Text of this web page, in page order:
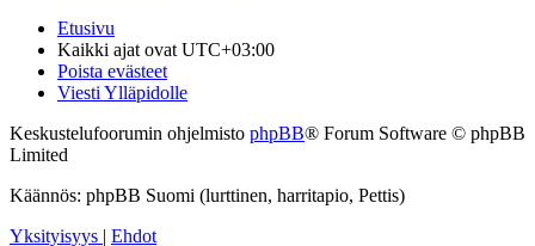
Etusivu
Kaikki ajat ovatUTC+03:00
Poista evästeet
Viesti Ylläpidolle
Keskustelufoorumin ohjelmisto phpBB® Forum Software © phpBB
Limited
Käännös: phpBB Suomi (lurttinen, harritapio, Pettis)
Yksityisyys
Ehdot